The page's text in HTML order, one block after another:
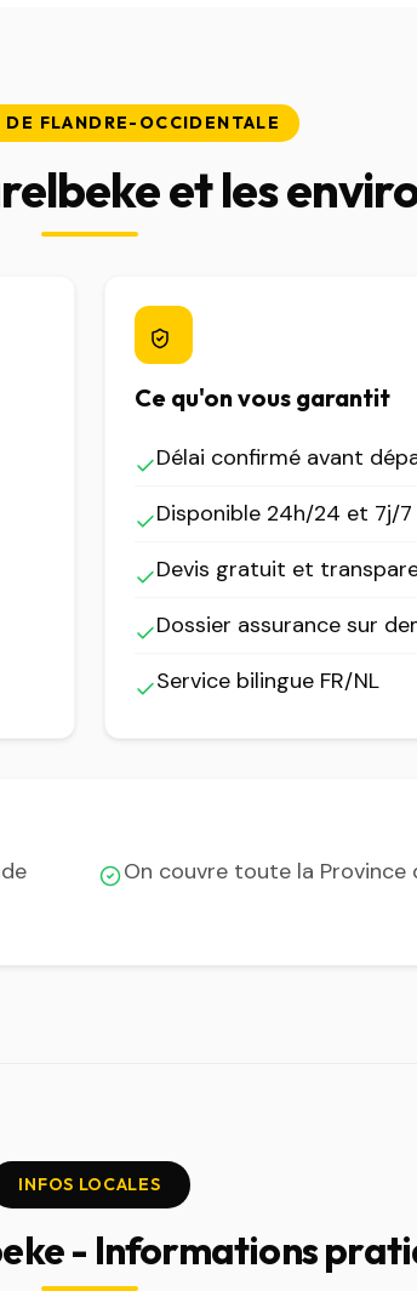
DE FLANDRE-OCCIDENTALE
et les
Ce qu'on vous garantit
Délai confirmé avant
Disponible 24h/24 et 7j/7
Devis gratuit et
Dossier assurance sur
Service bilingue FR/NL
On couvre toute la
INFOS LOCALES
- Informations